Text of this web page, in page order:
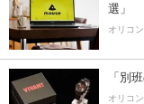
選」
オリコ
「別
オリコ